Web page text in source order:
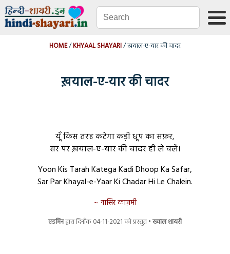
HOME KHYAAL SHAYARI ख़याल-ए-यार की चादर
ख़याल-ए-यार की चादर
यूँकिसतरहकटेगाकड़ीधूपकासफ़र,
सरपरख़याल-ए-यारकीचादरहीलेचलें।
Yoon Kis Tarah Katega Kadi Dhoop Ka Safar,
Sar Par Khayal-e-Yaar Ki Chadar Hi Le Chalein.
नासिर काज़मी
एडमिनद्वारा दिनाँक 04-11-2021 को प्रस्तुत •ख्याल शायरी